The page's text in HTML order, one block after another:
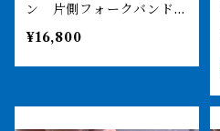
ン 片側フォークバンド
11㎝前後 おとひめ食べま
す
¥16,800